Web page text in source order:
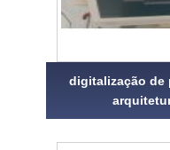
digitalização de